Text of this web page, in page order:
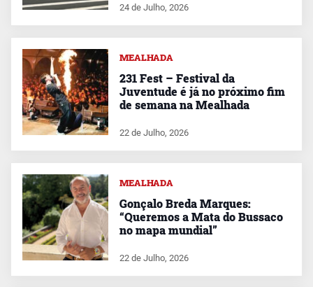
24 de Julho, 2026
MEALHADA
231 Fest – Festival da
Juventude é já no próximo fim
de semana na Mealhada
22 de Julho, 2026
MEALHADA
Gonçalo Breda Marques:
“Queremos a Mata do Bussaco
no mapa mundial”
22 de Julho, 2026